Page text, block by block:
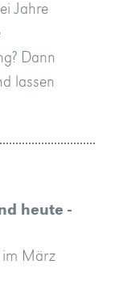
Jahre
Dann
lassen
heute -
März